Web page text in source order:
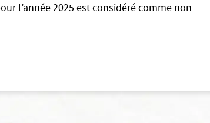
l’année 2025 est considéré comme non